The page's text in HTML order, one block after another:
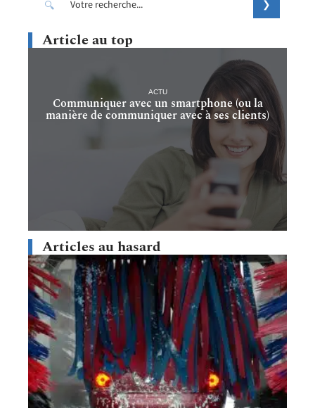
Article au top
ACTU
Communiquer avec un smartphone (ou la
manière de communiquer avec à ses clients)
Articles au hasard